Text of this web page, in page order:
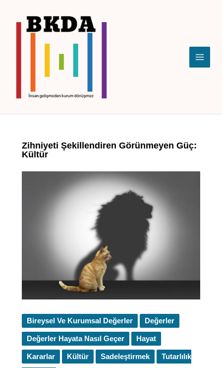
Zihniyeti Şekillendiren Görünmeyen Güç:
Kültür
Bireysel Ve Kurumsal Değerler Değerler
Değerler Hayata Nasıl Geçer Hayat
Kararlar Kültür Sadeleştirmek Tutarlılık